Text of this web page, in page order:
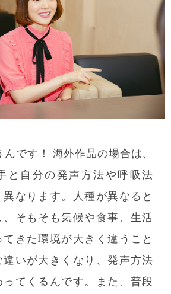
んです！ 海外作品の場合は、
と自分の発声方法や呼吸法
なります。人種が異なると
そもそも気候や食事、生活
きた環境が大きく違うこと
いが大きくなり、発声方法
てくるんです。また、普段